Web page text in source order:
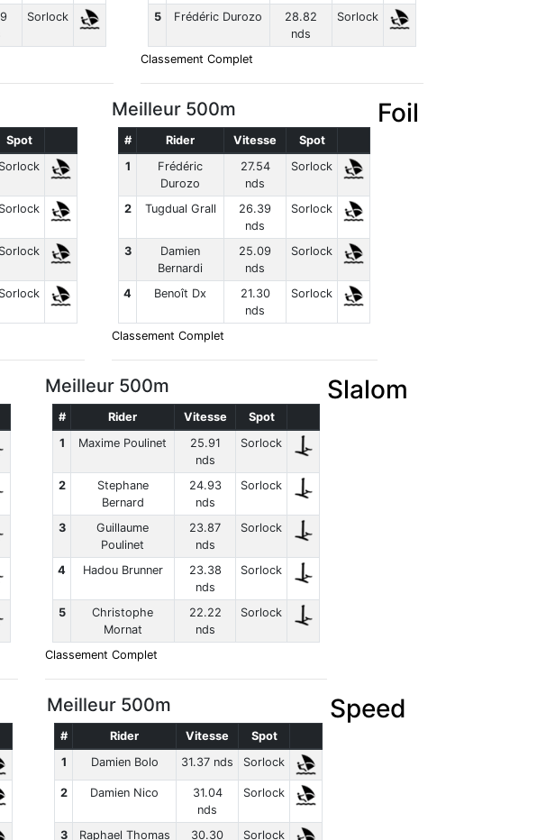
Sorlock 5 Frédéric Durozo
28.82
nds
Sorlock
Classement Complet
Spot
Sorlock
Sorlock
Sorlock
Sorlock
Meilleur 500m
# Rider Vitesse
Spot
1
Frédéric
Durozo
27.54
nds
Sorlock
2 Tugdual Grall
26.39
nds
Sorlock
3
Damien
Bernardi
25.09
nds
Sorlock
4 Benoît Dx
21.30
nds
Sorlock
Classement Complet
Foil
Meilleur 500m
# Rider Vitesse
Spot
1
Maxime Poulinet
25.91
nds
Sorlock
2
Stephane
Bernard
24.93
nds
Sorlock
3
Guillaume
Poulinet
23.87
nds
Sorlock
4 Hadou Brunner
23.38
nds
Sorlock
5
Christophe
Mornat
22.22
nds
Sorlock
Classement Complet
Slalom
Meilleur 500m
# Rider Vitesse
Spot
1
Damien Bolo 31.37 nds Sorlock
2 Damien Nico
31.04
nds
Sorlock
3 Raphael Thomas
30.30
Sorlock
Speed